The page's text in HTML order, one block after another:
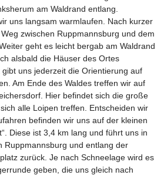
am Waldrand entlang.
uns langsam warmlaufen. Nach kurzer
zwischen Ruppmannsburg und dem
geht es leicht bergab am Waldrand
alsbald die Häuser des Ortes
uns jederzeit die Orientierung auf
Am Ende des Waldes treffen wir auf
Hier befindet sich die große
alle Loipen treffen. Entscheiden wir
befinden wir uns auf der kleinen
Diese ist 3,4 km lang und führt uns in
Ruppmannsburg und entlang der
zurück. Je nach Schneelage wird es
geben, die uns gleich nach